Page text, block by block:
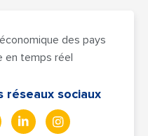
des pays
en temps réel
réseaux sociaux